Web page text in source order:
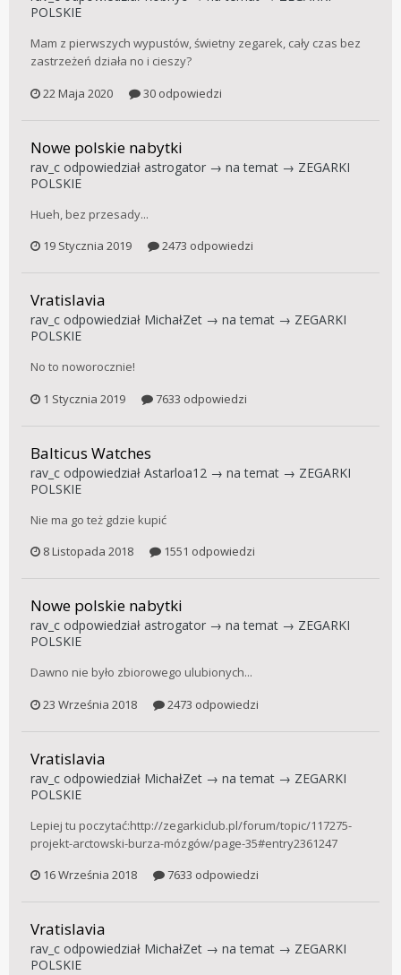
POLSKIE
Mam z pierwszych wypustów, świetny zegarek, cały czas bez
zastrzeżeń działa no i cieszy?
22 Maja 2020
30 odpowiedzi
Nowe polskie nabytki
rav_c odpowiedział astrogator → na temat → ZEGARKI
POLSKIE
Hueh, bez przesady...
19 Stycznia 2019
2473 odpowiedzi
Vratislavia
rav_c odpowiedział MichałZet → na temat → ZEGARKI
POLSKIE
No to noworocznie!
1 Stycznia 2019
7633 odpowiedzi
Balticus Watches
rav_c odpowiedział Astarloa12 → na temat → ZEGARKI
POLSKIE
Nie ma go też gdzie kupić
8 Listopada 2018
1551 odpowiedzi
Nowe polskie nabytki
rav_c odpowiedział astrogator → na temat → ZEGARKI
POLSKIE
Dawno nie było zbiorowego ulubionych...
23 Września 2018
2473 odpowiedzi
Vratislavia
rav_c odpowiedział MichałZet → na temat → ZEGARKI
POLSKIE
Lepiej tu poczytać:http://zegarkiclub.pl/forum/topic/117275-
projekt-arctowski-burza-mózgów/page-35#entry2361247
16 Września 2018
7633 odpowiedzi
Vratislavia
rav_c odpowiedział MichałZet → na temat → ZEGARKI
POLSKIE